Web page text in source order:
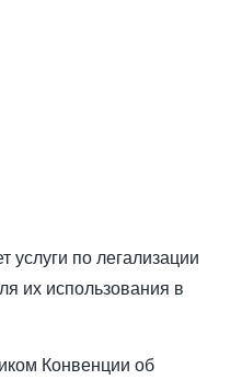
услуги по легализации
их использования в
Конвенции об